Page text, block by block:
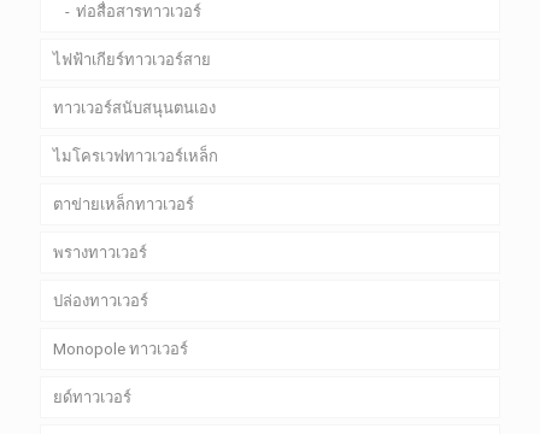
ท่อสื่อสารทาวเวอร์
ไฟฟ้าเกียร์ทาวเวอร์สาย
ทาวเวอร์สนับสนุนตนเอง
ไมโครเวฟทาวเวอร์เหล็ก
ตาข่ายเหล็กทาวเวอร์
พรางทาวเวอร์
ปล่องทาวเวอร์
Monopole ทาวเวอร์
ยด์ทาวเวอร์